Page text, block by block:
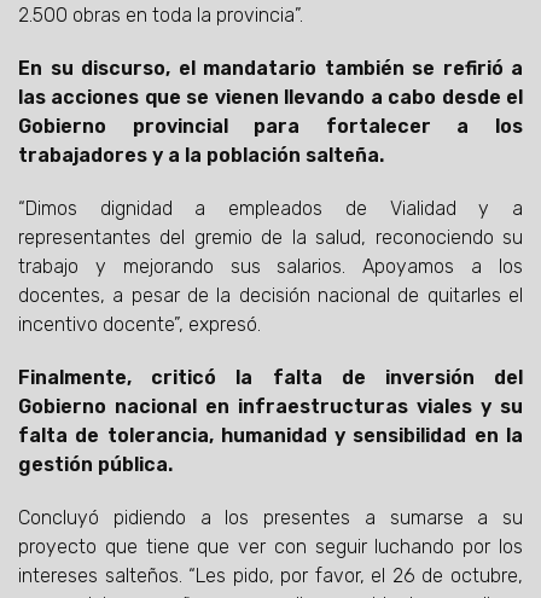
2.500 obras en toda la provincia”.
En su discurso, el mandatario también se refirió a
las acciones que se vienen llevando a cabo desde el
Gobierno provincial para fortalecer a los
trabajadores y a la población salteña.
“Dimos dignidad a empleados de Vialidad y a
representantes del gremio de la salud, reconociendo su
trabajo y mejorando sus salarios. Apoyamos a los
docentes, a pesar de la decisión nacional de quitarles el
incentivo docente”, expresó.
Finalmente, criticó la falta de inversión del
Gobierno nacional en infraestructuras viales y su
falta de tolerancia, humanidad y sensibilidad en la
gestión pública.
Concluyó pidiendo a los presentes a sumarse a su
proyecto que tiene que ver con seguir luchando por los
intereses salteños. “Les pido, por favor, el 26 de octubre,